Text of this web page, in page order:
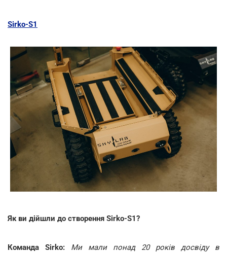
Sirko-S1
Як ви дійшли до створення Sirko-S1?
Команда Sirko: Ми мали понад 20 років досвіду в